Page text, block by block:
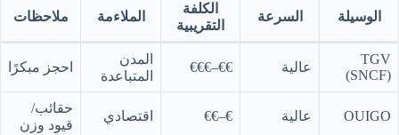
الوسيلة السرعة
الكلفة
التقريبية
الملاءمة ملاحظات
TGV
(SNCF)
عالية €€–€€€
المدن
المتباعدة
احجز مبكرًا
OUIGO عالية €–€€ اقتصادي
حقائب/
قيود وزن